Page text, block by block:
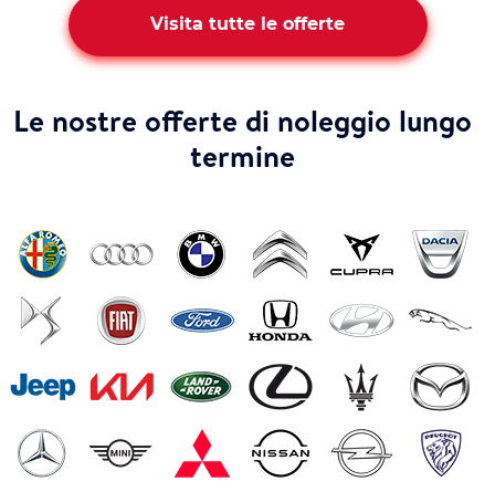
Visita tutte le offerte
Le nostre offerte di noleggio lungo
termine